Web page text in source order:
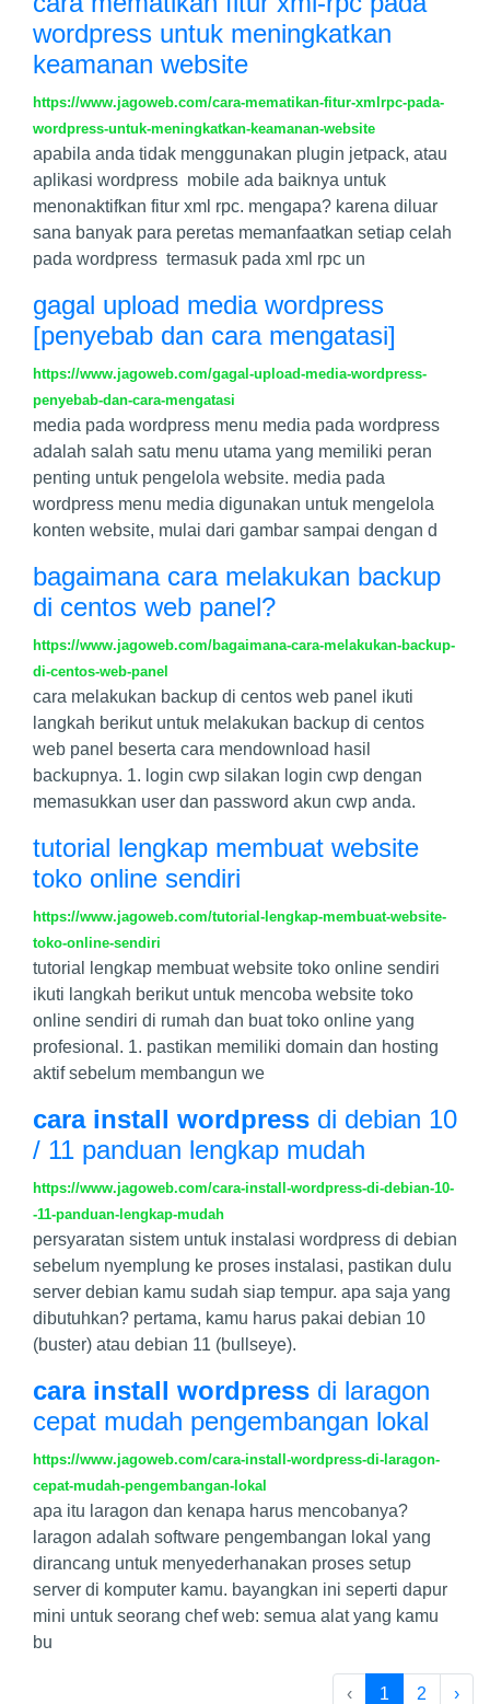
wordpress untuk meningkatkan
keamanan website
https://www.jagoweb.com/cara-mematikan-fitur-xmlrpc-pada-
wordpress-untuk-meningkatkan-keamanan-website
apabila anda tidak menggunakan plugin jetpack, atau
aplikasi wordpress mobile ada baiknya untuk
menonaktifkan fitur xml rpc. mengapa? karena diluar
sana banyak para peretas memanfaatkan setiap celah
pada wordpress termasuk pada xml rpc un
gagal upload media wordpress
[penyebab dan cara mengatasi]
https://www.jagoweb.com/gagal-upload-media-wordpress-
penyebab-dan-cara-mengatasi
media pada wordpress menu media pada wordpress
adalah salah satu menu utama yang memiliki peran
penting untuk pengelola website. media pada
wordpress menu media digunakan untuk mengelola
konten website, mulai dari gambar sampai dengan d
bagaimana cara melakukan backup
di centos web panel?
https://www.jagoweb.com/bagaimana-cara-melakukan-backup-
di-centos-web-panel
cara melakukan backup di centos web panel ikuti
langkah berikut untuk melakukan backup di centos
web panel beserta cara mendownload hasil
backupnya. 1. login cwp silakan login cwp dengan
memasukkan user dan password akun cwp anda.
tutorial lengkap membuat website
toko online sendiri
https://www.jagoweb.com/tutorial-lengkap-membuat-website-
toko-online-sendiri
tutorial lengkap membuat website toko online sendiri
ikuti langkah berikut untuk mencoba website toko
online sendiri di rumah dan buat toko online yang
profesional. 1. pastikan memiliki domain dan hosting
aktif sebelum membangun we
cara install wordpress di debian 10
/ 11 panduan lengkap mudah
https://www.jagoweb.com/cara-install-wordpress-di-debian-10-
-11-panduan-lengkap-mudah
persyaratan sistem untuk instalasi wordpress di debian
sebelum nyemplung ke proses instalasi, pastikan dulu
server debian kamu sudah siap tempur. apa saja yang
dibutuhkan? pertama, kamu harus pakai debian 10
(buster) atau debian 11 (bullseye).
cara install wordpress di laragon
cepat mudah pengembangan lokal
https://www.jagoweb.com/cara-install-wordpress-di-laragon-
cepat-mudah-pengembangan-lokal
apa itu laragon dan kenapa harus mencobanya?
laragon adalah software pengembangan lokal yang
dirancang untuk menyederhanakan proses setup
server di komputer kamu. bayangkan ini seperti dapur
mini untuk seorang chef web: semua alat yang kamu
bu
‹ 1 2 ›